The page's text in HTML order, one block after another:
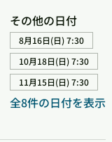
その他の日付
8月16日(日) 7:30
10月18日(日) 7:30
11月15日(日) 7:30
全8件の日付を表示